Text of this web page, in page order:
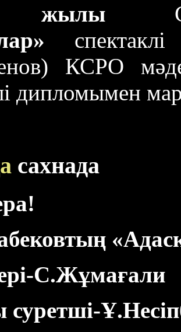
жылы
КСРО
дипломымен
сахнада
С.Жұмағали